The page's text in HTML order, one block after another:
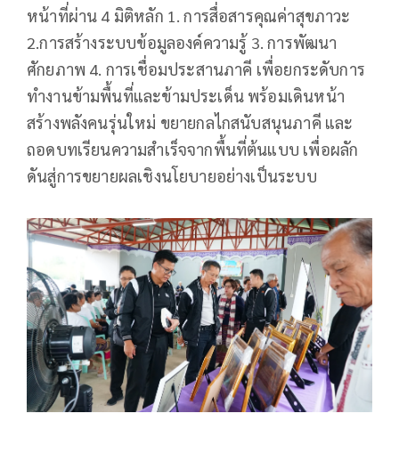
หน้าที่ผ่าน 4 มิติหลัก 1. การสื่อสารคุณค่าสุขภาวะ
2.การสร้างระบบข้อมูลองค์ความรู้ 3. การพัฒนา
ศักยภาพ 4. การเชื่อมประสานภาคี เพื่อยกระดับการ
ทำงานข้ามพื้นที่และข้ามประเด็น พร้อมเดินหน้า
สร้างพลังคนรุ่นใหม่ ขยายกลไกสนับสนุนภาคี และ
ถอดบทเรียนความสำเร็จจากพื้นที่ต้นแบบ เพื่อผลัก
ดันสู่การขยายผลเชิงนโยบายอย่างเป็นระบบ